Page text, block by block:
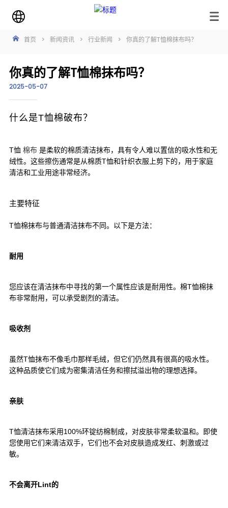
首页 > 新闻资讯 > 行业新闻 > 你真的了解T恤棉抹布吗？
你真的了解T恤棉抹布吗？
2025-05-07